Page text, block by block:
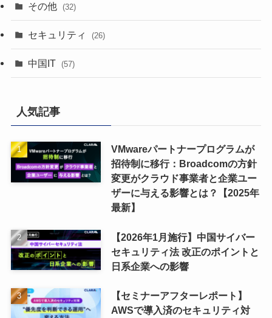
その他 (32)
セキュリティ (26)
中国IT (57)
人気記事
VMwareパートナープログラムが
招待制に移行：Broadcomの方針
変更がクラウド事業者と企業ユー
ザーに与える影響とは？【2025年
最新】
【2026年1月施行】中国サイバー
セキュリティ法 改正のポイントと
日系企業への影響
【セミナーアフターレポート】
AWSで導入済のセキュリティ対